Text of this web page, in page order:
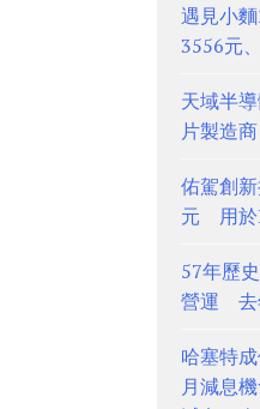
遇見小
3556元
天域半
片製造
佑駕創
元 用於
57年歷
營運 去
哈塞特
月減息